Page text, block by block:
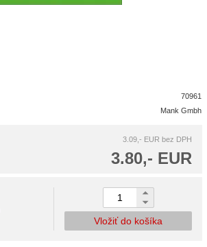
70961
Mank Gmbh
3.09,- EUR bez DPH
3.80,- EUR
Vložiť do košíka